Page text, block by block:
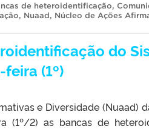
de heteroidentificação,
, Nuaad, Núcleo de Ações
do
(1º)
e Diversidade (Nuaad)
(1º/2) as bancas de